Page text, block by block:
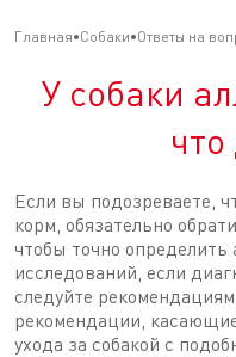
Главная Собаки Ответы на
У собаки
что
Если вы подозреваете,
корм, обязательно
чтобы точно
исследований, если
следуйте
рекомендации,
ухода за собакой с